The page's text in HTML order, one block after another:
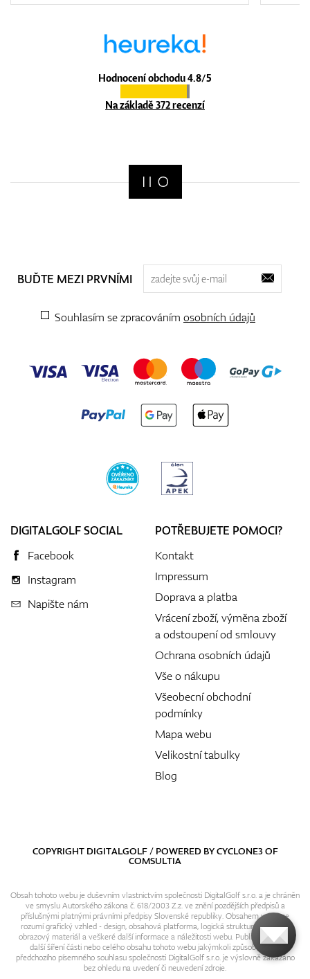
Hodnocení obchodu 4.8/5
Na základě 372 recenzí
BUĎTE MEZI PRVNÍMI
Souhlasím se zpracováním osobních údajů
DIGITALGOLF SOCIAL
Facebook
Instagram
Napište nám
POTŘEBUJETE POMOCI?
Kontakt
Impressum
Doprava a platba
Vrácení zboží, výměna zboží
a odstoupení od smlouvy
Ochrana osobních údajů
Vše o nákupu
Všeobecní obchodní
podmínky
Mapa webu
Velikostní tabulky
Blog
COPYRIGHT DIGITALGOLF / POWERED BYCYCLONE3OF
COMSULTIA
Obsah tohoto webu je duševním vlastnictvím společnosti DigitalGolf s.r.o. a je chráněn
ve smyslu Autorského zákona č. 618/2003 Z.z. ve znění pozdějších předpisů a
příslušnými platnými právními předpisy Slovenské republiky. Obsahem webu se
rozumí grafický vzhled - design, obsahová platforma, logická struktura, textový i
obrazový materiál a veškeré další informace a náležitosti webu. Publikování resp.
další šíření části nebo celého obsahu tohoto webu jakýmkoli způsobem bez
předchozího písemného souhlasu společnosti DigitalGolf s.r.o. je výslovně zakázáno
bez ohledu na uvedení či neuvedení zdroje.